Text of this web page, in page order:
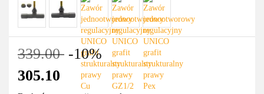
339.00 -10%
305.10